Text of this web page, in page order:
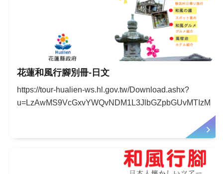
花蓮和風行腳別冊-日文
https://tour-hualien-ws.hl.gov.tw/Download.ashx?